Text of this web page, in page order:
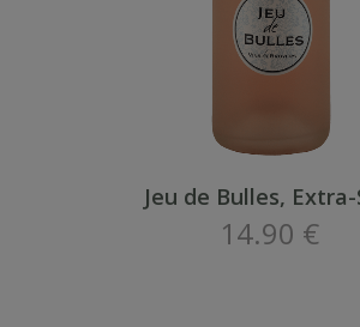
Jeu de Bulles, Extra-
14.90 €